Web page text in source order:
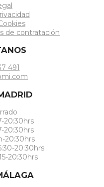
de contratación
491
20:30hrs
20:30hrs
20:30hrs
20:30hrs
20:30hrs